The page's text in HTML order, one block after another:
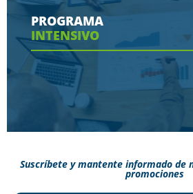
contaras en tu
Ver más
PROGRAMA
INTENSIVO
Suscríbete y mantente informado de
promociones